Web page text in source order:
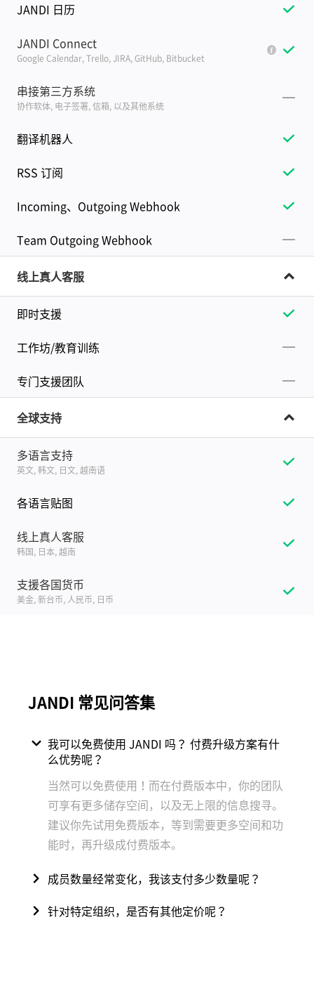
JANDI 日历
JANDI Connect
Google Calendar, Trello, JIRA, GitHub, Bitbucket
串接第三方系统
协作软体, 电子签署, 信箱, 以及其他系统
翻译机器人
RSS 订阅
Incoming、Outgoing Webhook
Team Outgoing Webhook
线上真人客服
即时支援
工作坊/教育训练
专门支援团队
全球支持
多语言支持
英文, 韩文, 日文, 越南语
各语言贴图
线上真人客服
韩国, 日本, 越南
支援各国货币
美金, 新台币, 人民币, 日币
JANDI 常见问答集
我可以免费使用 JANDI 吗？ 付费升级方案有什
么优势呢？
当然可以免费使用！而在付费版本中，你的团队
可享有更多储存空间，以及无上限的信息搜寻。
建议你先试用免费版本，等到需要更多空间和功
能时，再升级成付费版本。
成员数量经常变化，我该支付多少数量呢？
针对特定组织，是否有其他定价呢？